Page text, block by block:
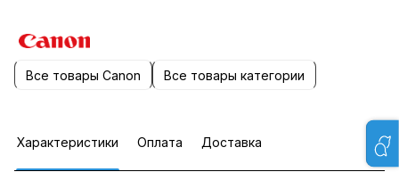
Все товары Canon Все товары категории
Характеристики Оплата Доставка